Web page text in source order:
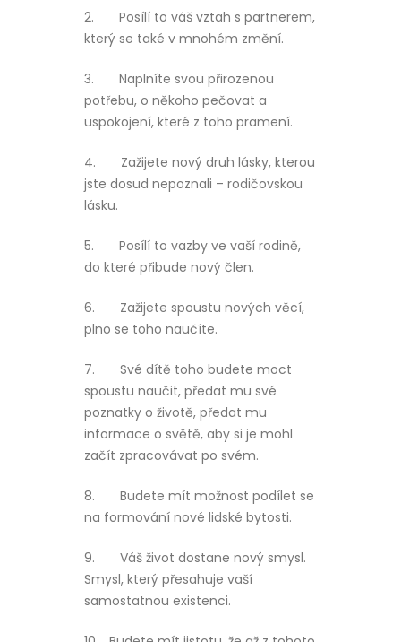
2.
Posílí to váš vztah s partnerem,
který se také v mnohém změní.
3.
Naplníte svou přirozenou
potřebu, o někoho pečovat a
uspokojení, které z toho pramení.
4.
Zažijete nový druh lásky, kterou
jste dosud nepoznali – rodičovskou
lásku.
5.
Posílí to vazby ve vaší rodině,
do které přibude nový člen.
6.
Zažijete spoustu nových věcí,
plno se toho naučíte.
7.
Své dítě toho budete moct
spoustu naučit, předat mu své
poznatky o životě, předat mu
informace o světě, aby si je mohl
začít zpracovávat po svém.
8.
Budete mít možnost podílet se
na formování nové lidské bytosti.
9.
Váš život dostane nový smysl.
Smysl, který přesahuje vaší
samostatnou existenci.